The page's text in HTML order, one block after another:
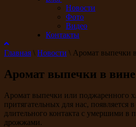
Новости
Фото
Видео
Контакты
Главная \ Новости \ Аромат выпечки
Аромат выпечки в вине
Аромат выпечки или поджаренного
притягательных для нас, появляется
длительного контакта с умершими в
дрожжами.